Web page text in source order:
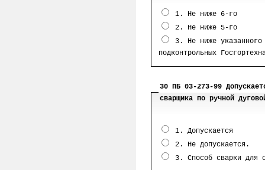
1. Не ниже 6-го
2. Не ниже 5-го
3. Не ниже указанного
подконтрольных
30 ПБ 03-273-99
сварщика по ручной
1. Допускается
2. Не допускается.
3. Способ сварки для